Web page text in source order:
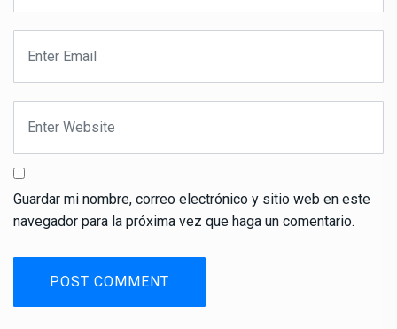
Guardar mi nombre, correo electrónico y sitio web en este
navegador para la próxima vez que haga un comentario.